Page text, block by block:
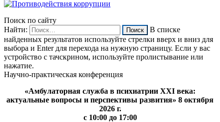
Поиск по сайту
Найти:
В списке
найденных результатов используйте стрелки вверх и вниз для
выбора и Enter для перехода на нужную страницу. Если у вас
устройство с тачскрином, используйте пролистывание или
нажатие.
Научно-практическая конференция
«Амбулаторная служба в психиатрии XXI века:
актуальные вопросы и перспективы развития» 8 октября
2026 г.
с 10:00 до 17:00